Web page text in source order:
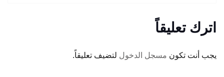
اترك تعليقاً
يجب أنت تكون مسجل الدخول لتضيف تعليقاً.